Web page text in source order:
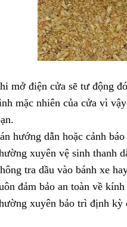
mở điện cửa sẽ tư động
mặc nhiên của cửa vì
hướng dẫn hoặc cảnh
xuyên vệ sinh thanh
tra dầu vào bánh xe
đảm bảo an toàn về
xuyên bảo trì định kỳ